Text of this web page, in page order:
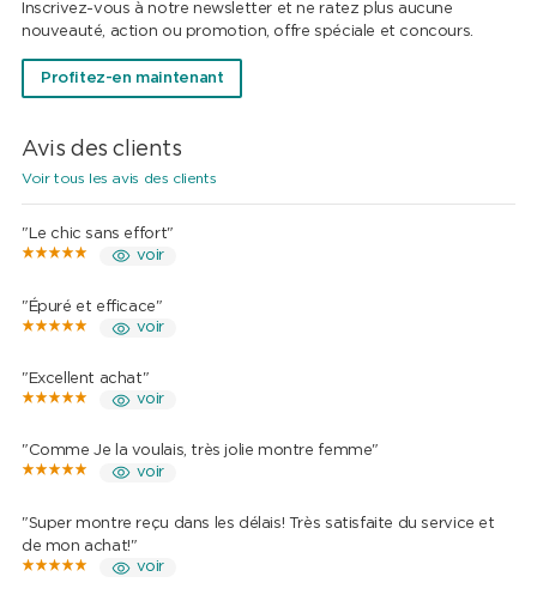
Inscrivez-vous à notre newsletter et ne ratez plus aucune
nouveauté, action ou promotion, offre spéciale et concours.
Profitez-en maintenant
Avis des clients
Voir tous les avis des clients
"Le chic sans effort"
voir
"Épuré et efficace"
voir
"Excellent achat"
voir
"Comme Je la voulais, très jolie montre femme"
voir
"Super montre reçu dans les délais! Très satisfaite du service et
de mon achat!"
voir